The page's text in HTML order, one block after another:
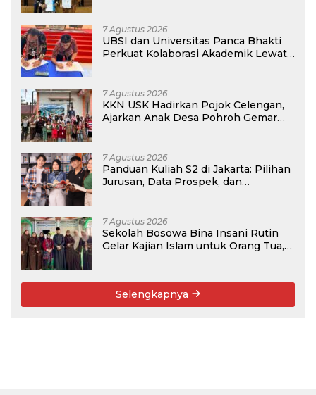
7 Agustus 2026
UBSI dan Universitas Panca Bhakti
Perkuat Kolaborasi Akademik Lewat
7 Agustus 2026
KKN USK Hadirkan Pojok Celengan,
Ajarkan Anak Desa Pohroh Gemar
7 Agustus 2026
Panduan Kuliah S2 di Jakarta: Pilihan
Jurusan, Data Prospek, dan
7 Agustus 2026
Sekolah Bosowa Bina Insani Rutin
Gelar Kajian Islam untuk Orang Tua,
Selengkapnya